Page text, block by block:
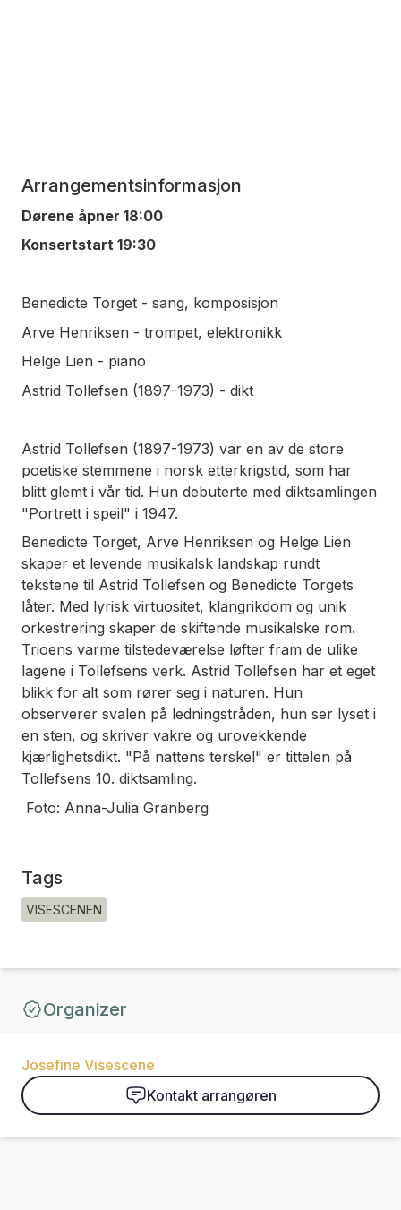
Arrangementsinformasjon
Dørene åpner 18:00
Konsertstart 19:30
Benedicte Torget - sang, komposisjon
Arve Henriksen - trompet, elektronikk
Helge Lien - piano
Astrid Tollefsen (1897-1973) - dikt
Astrid Tollefsen (1897-1973) var en av de store
poetiske stemmene i norsk etterkrigstid, som har
blitt glemt i vår tid. Hun debuterte med diktsamlingen
"Portrett i speil" i 1947.
Benedicte Torget, Arve Henriksen og Helge Lien
skaper et levende musikalsk landskap rundt
tekstene til Astrid Tollefsen og Benedicte Torgets
låter. Med lyrisk virtuositet, klangrikdom og unik
orkestrering skaper de skiftende musikalske rom.
Trioens varme tilstedeværelse løfter fram de ulike
lagene i Tollefsens verk. Astrid Tollefsen har et eget
blikk for alt som rører seg i naturen. Hun
observerer svalen på ledningstråden, hun ser lyset i
en sten, og skriver vakre og urovekkende
kjærlighetsdikt. "På nattens terskel" er tittelen på
Tollefsens 10. diktsamling.
Foto: Anna-Julia Granberg
Tags
VISESCENEN
Organizer
Josefine Visescene
Kontakt arrangøren